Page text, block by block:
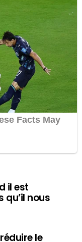
il est
qu’il nous
le